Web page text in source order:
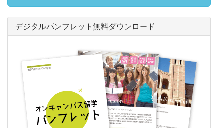
デジタルパンフレット無料ダウンロード